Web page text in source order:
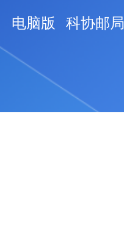
电脑版 科协邮局